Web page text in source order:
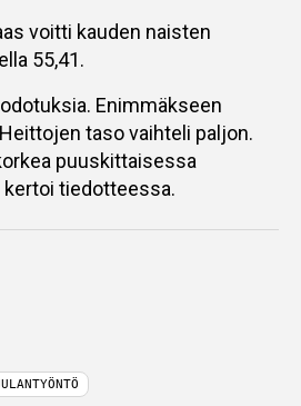
voitti kauden naisten
55,41.
Enimmäkseen
taso vaihteli paljon.
puuskittaisessa
tiedotteessa.